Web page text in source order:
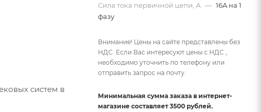
систем в
Сила тока первичной цепи, А — 16A на 1
фазу
Внимание! Цены на сайте представлены без
НДС. Если Вас интересуют цены с НДС ,
необходимо уточнить по телефону или
отправить запрос на почту.
Минимальная сумма заказа в интернет-
магазине составляет 3500 рублей.